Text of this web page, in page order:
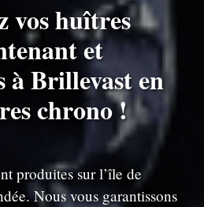
vos huîtres
et
à Brillevast en
chrono !
produites sur l’île de
Nous vous garantissons